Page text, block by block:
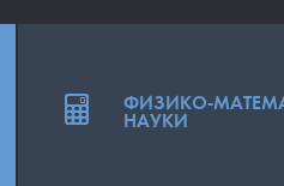
ФИЗИКО-
НАУКИ